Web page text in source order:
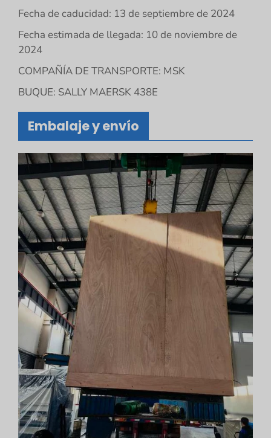
Fecha de caducidad: 13 de septiembre de 2024
Fecha estimada de llegada: 10 de noviembre de
2024
COMPAÑÍA DE TRANSPORTE: MSK
BUQUE: SALLY MAERSK 438E
Embalaje y envío